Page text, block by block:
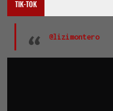
TIK-TOK
@lizimontero